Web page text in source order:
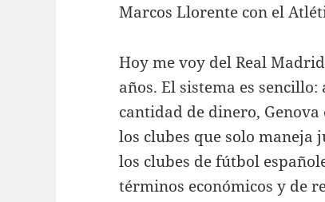
Marcos Llorente con el
Hoy me voy del Real
años. El sistema es
cantidad de dinero,
los clubes que solo maneja
los clubes de fútbol
términos económicos y de